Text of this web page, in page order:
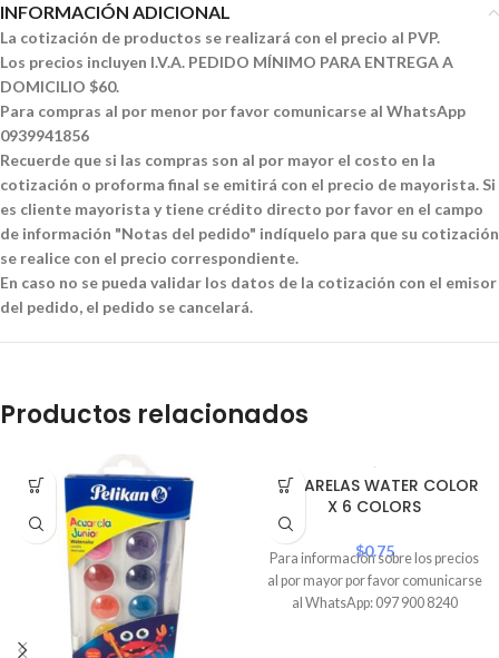
INFORMACIÓN ADICIONAL
La cotización de productos se realizará con el precio al PVP.
Los precios incluyen I.V.A. PEDIDO MÍNIMO PARA ENTREGA A
DOMICILIO $60.
Para compras al por menor por favor comunicarse al WhatsApp
0939941856
Recuerde que si las compras son al por mayor el costo en la
cotización o proforma final se emitirá con el precio de mayorista. Si
es cliente mayorista y tiene crédito directo por favor en el campo
de información "Notas del pedido" indíquelo para que su cotización
se realice con el precio correspondiente.
En caso no se pueda validar los datos de la cotización con el emisor
del pedido, el pedido se cancelará.
Productos relacionados
ACUARELAS WATER COLOR
X 6 COLORS
$0.75
Para información sobre los precios
al por mayor por favor comunicarse
al WhatsApp: 097 900 8240